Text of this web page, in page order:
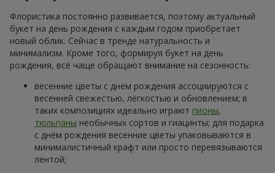
Флористика постоянно развивается, поэтому актуальный
букет на день рождения с каждым годом приобретает
новый облик. Сейчас в тренде натуральность и
минимализм. Кроме того, формируя букет на день
рождения, всё чаще обращают внимание на сезонность:
весенние цветы с днём рождения ассоциируются с
весенней свежестью, лёгкостью и обновлением; в
таких композициях идеально играют пионы,
тюльпаны необычных сортов и гиацинты; для подарка
с днём рождения весенние цветы упаковываются в
минималистичный крафт или просто перевязываются
лентой;